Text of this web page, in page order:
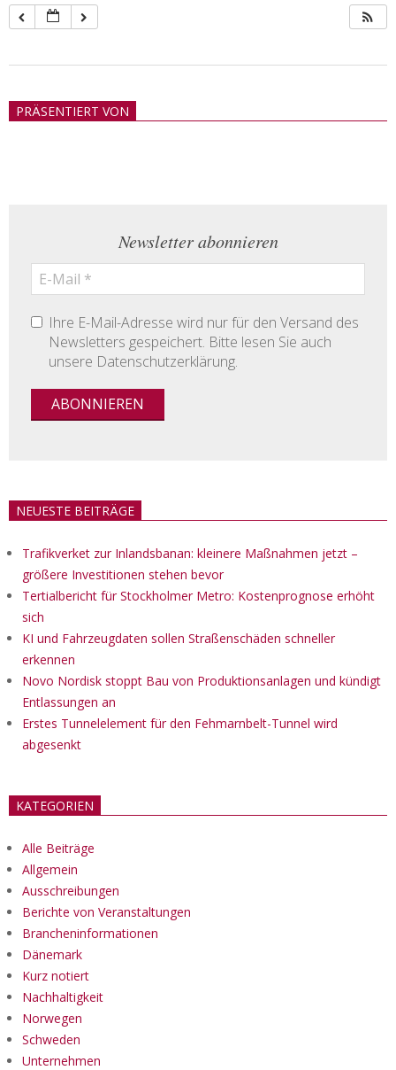
21PRÄSENTIERT VON
Newsletter abonnieren
Ihre E-Mail-Adresse wird nur für den Versand des
Newsletters gespeichert. Bitte lesen Sie auch
unsere Datenschutzerklärung.
NEUESTE BEITRÄGE
Trafikverket zur Inlandsbanan: kleinere Maßnahmen jetzt –
größere Investitionen stehen bevor
Tertialbericht für Stockholmer Metro: Kostenprognose erhöht
sich
KI und Fahrzeugdaten sollen Straßenschäden schneller
erkennen
Novo Nordisk stoppt Bau von Produktionsanlagen und kündigt
Entlassungen an
Erstes Tunnelelement für den Fehmarnbelt-Tunnel wird
abgesenkt
KATEGORIEN
Alle Beiträge
Allgemein
Ausschreibungen
Berichte von Veranstaltungen
Brancheninformationen
Dänemark
Kurz notiert
Nachhaltigkeit
Norwegen
Schweden
Unternehmen